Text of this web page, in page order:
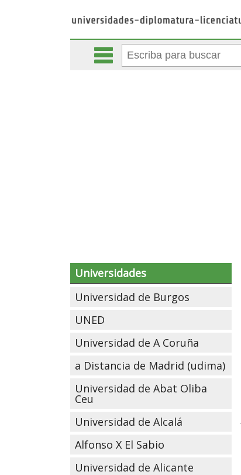
Universidades
Universidad de Burgos
UNED
Universidad de A Coruña
a Distancia de Madrid (udima)
Universidad de Abat Oliba
Ceu
Universidad de Alcalá
Alfonso X El Sabio
Universidad de Alicante